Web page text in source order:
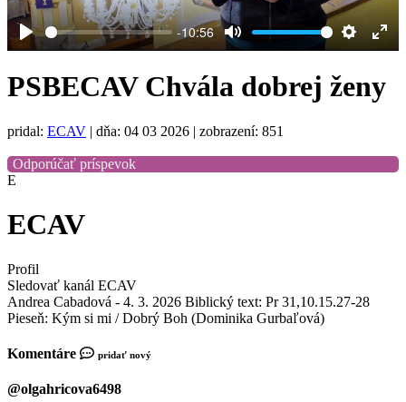
Play
-10:56
Mute Settings
PSBECAV Chvála dobrej ženy
pridal: ECAV | dňa: 04 03 2026 | zobrazení: 851
Odporúčať príspevok
E
ECAV
Profil
Sledovať kanál ECAV
Andrea Cabadová - 4. 3. 2026 Biblický text: Pr 31,10.15.27-28
Pieseň: Kým si mi / Dobrý Boh (Dominika Gurbaľová)
Komentáre pridať nový
@olgahricova6498